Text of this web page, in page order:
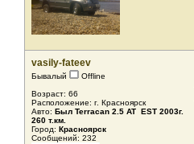
vasily-fateev
Бывалый
Offline
Возраст: 66
Расположение: г. Красноярск
Авто: Был Terracan 2.5 AT EST 2003г.
260 т.км.
Город: Красноярск
Сообщений: 232